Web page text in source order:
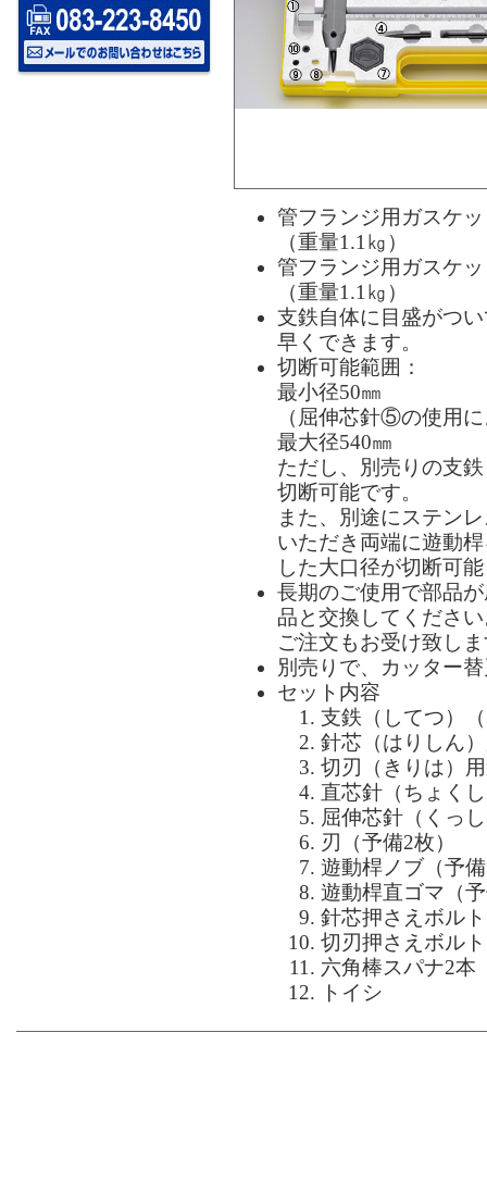
管フランジ用ガスケ
（重量1.1㎏）
管フランジ用ガスケ
（重量1.1㎏）
支鉄自体に目盛がつ
早くできます。
切断可能範囲：
最小径50㎜
（屈伸芯針⑤の使用
最大径540㎜
ただし、別売りの支
切断可能です。
また、別途にステン
いただき両端に遊動
した大口径が切断可
長期のご使用で部品
品と交換してくださ
ご注文もお受け致し
別売りで、カッター
セット内容
支鉄（してつ）
針芯（はりしん
切刃（きりは）
直芯針（ちょく
屈伸芯針（くっ
刃（予備2枚）
遊動桿ノブ（予
遊動桿直ゴマ（
針芯押さえボル
切刃押さえボル
六角棒スパナ2本
トイシ